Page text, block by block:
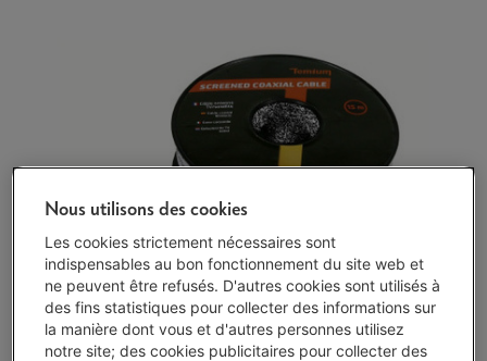
Nous utilisons des cookies
Les cookies strictement nécessaires sont
indispensables au bon fonctionnement du site web et
ne peuvent être refusés. D'autres cookies sont utilisés à
des fins statistiques pour collecter des informations sur
la manière dont vous et d'autres personnes utilisez
notre site; des cookies publicitaires pour collecter des